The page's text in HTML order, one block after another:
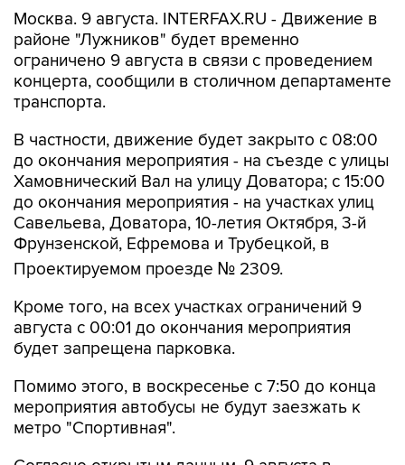
Москва. 9 августа. INTERFAX.RU - Движение в
районе "Лужников" будет временно
ограничено 9 августа в связи с проведением
концерта, сообщили в столичном департаменте
транспорта.
В частности, движение будет закрыто с 08:00
до окончания мероприятия - на съезде с улицы
Хамовнический Вал на улицу Доватора; с 15:00
до окончания мероприятия - на участках улиц
Савельева, Доватора, 10-летия Октября, 3-й
Фрунзенской, Ефремова и Трубецкой, в
Проектируемом проезде № 2309.
Кроме того, на всех участках ограничений 9
августа с 00:01 до окончания мероприятия
будет запрещена парковка.
Помимо этого, в воскресенье с 7:50 до конца
мероприятия автобусы не будут заезжать к
метро "Спортивная".